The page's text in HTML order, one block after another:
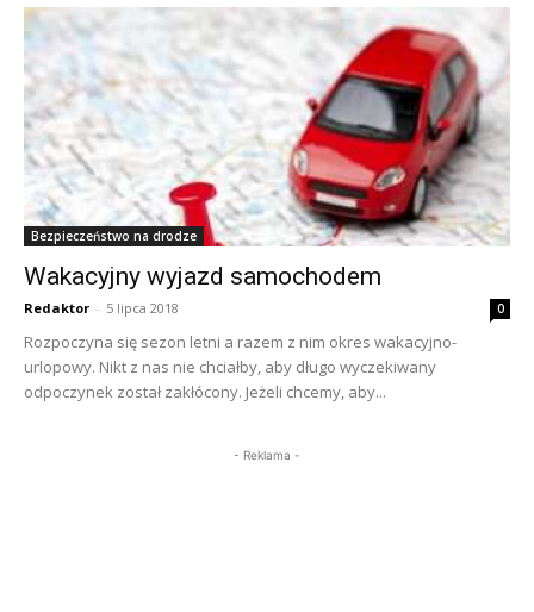
Bezpieczeństwo na drodze
Wakacyjny wyjazd samochodem
Redaktor - 5 lipca 2018 0
Rozpoczyna się sezon letni a razem z nim okres wakacyjno-
urlopowy. Nikt z nas nie chciałby, aby długo wyczekiwany
odpoczynek został zakłócony. Jeżeli chcemy, aby...
- Reklama -